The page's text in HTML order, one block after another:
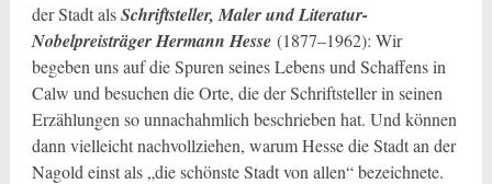
der Stadt alsSchriftsteller, Maler und Literatur-
Nobelpreisträger Hermann Hesse(1877–1962): Wir
begeben uns auf die Spuren seines Lebens und Schaffens in
Calw und besuchen die Orte, die der Schriftsteller in seinen
Erzählungen so unnachahmlich beschrieben hat. Und können
dann vielleicht nachvollziehen, warum Hesse die Stadt an der
Nagold einst als „die schönste Stadt von allen“ bezeichnete.